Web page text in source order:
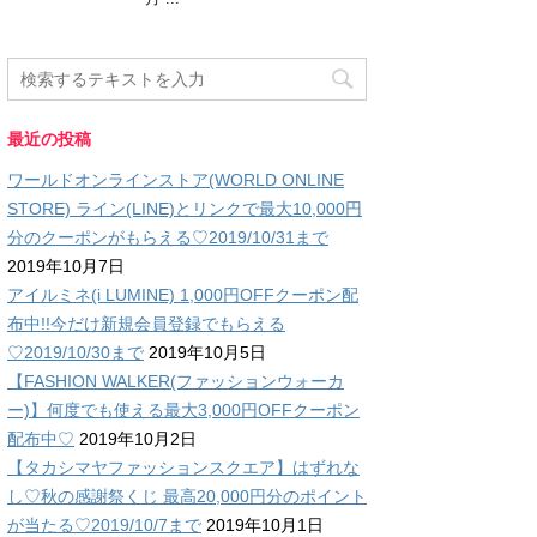
最近の投稿
ワールドオンラインストア(WORLD ONLINE
STORE) ライン(LINE)とリンクで最大10,000円
分のクーポンがもらえる♡2019/10/31まで
2019年10月7日
アイルミネ(i LUMINE) 1,000円OFFクーポン配
布中!!今だけ新規会員登録でもらえる
♡2019/10/30まで 2019年10月5日
【FASHION WALKER(ファッションウォーカ
ー)】何度でも使える最大3,000円OFFクーポン
配布中♡ 2019年10月2日
【タカシマヤファッションスクエア】はずれな
し♡秋の感謝祭くじ 最高20,000円分のポイント
が当たる♡2019/10/7まで 2019年10月1日